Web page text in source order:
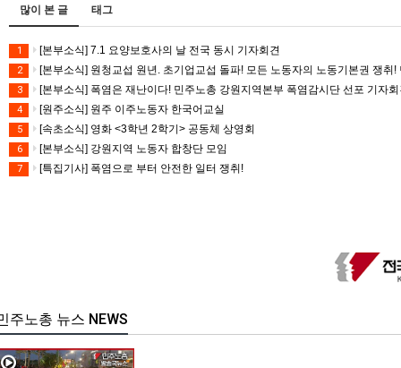
많이 본 글 태그
1 [본부소식] 7.1 요양보호사의 날 전국 동시 기자회견
2 [본부소식] 원청교섭 원년. 초기업교섭 돌파! 모든 노동자의 노동기본권 쟁취
3 [본부소식] 폭염은 재난이다! 민주노총 강원지역본부 폭염감시단 선포 기자
4 [원주소식] 원주 이주노동자 한국어교실
5 [속초소식] 영화 <3학년 2학기> 공동체 상영회
6 [본부소식] 강원지역 노동자 합창단 모임
7 [특집기사] 폭염으로 부터 안전한 일터 쟁취!
주노총 뉴스 NEWS